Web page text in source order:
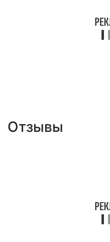
Отзывы